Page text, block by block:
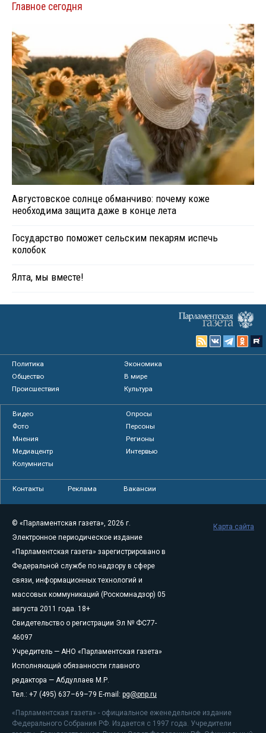
Главное сегодня
Августовское солнце обманчиво: почему коже
необходима защита даже в конце лета
Государство поможет сельским пекарям испечь
колобок
Ялта, мы вместе!
Политика
Экономика
Общество
В мире
Происшествия
Культура
Видео
Опросы
Фото
Персоны
Мнения
Регионы
Медиацентр
Интервью
Колумнисты
Контакты Реклама Вакансии
© «Парламентская газета», 2026 г.
Электронное периодическое издание
«Парламентская газета» зарегистрировано в
Федеральной службе по надзору в сфере
связи, информационных технологий и
массовых коммуникаций (Роскомнадзор) 05
августа 2011 года. 18+
Свидетельство о регистрации Эл № ФС77-
46097
Учредитель — АНО «Парламентская газета»
Исполняющий обязанности главного
редактора — Абдуллаев М.Р.
Тел.: +7 (495) 637–69–79 E-mail: pg@pnp.ru
«Парламентская газета» - официальное еженедельное издание
Федерального Собрания РФ. Издается с 1997 года. Учредители
Карта сайта